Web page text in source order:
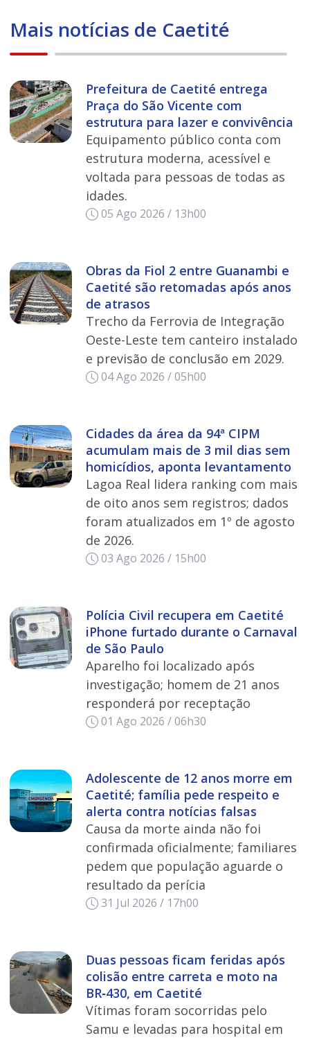
Mais notícias de Caetité
Prefeitura de Caetité entrega
Praça do São Vicente com
estrutura para lazer e convivência
Equipamento público conta com
estrutura moderna, acessível e
voltada para pessoas de todas as
idades.
05 Ago 2026 / 13h00
Obras da Fiol 2 entre Guanambi e
Caetité são retomadas após anos
de atrasos
Trecho da Ferrovia de Integração
Oeste-Leste tem canteiro instalado
e previsão de conclusão em 2029.
04 Ago 2026 / 05h00
Cidades da área da 94ª CIPM
acumulam mais de 3 mil dias sem
homicídios, aponta levantamento
Lagoa Real lidera ranking com mais
de oito anos sem registros; dados
foram atualizados em 1º de agosto
de 2026.
03 Ago 2026 / 15h00
Polícia Civil recupera em Caetité
iPhone furtado durante o Carnaval
de São Paulo
Aparelho foi localizado após
investigação; homem de 21 anos
responderá por receptação
01 Ago 2026 / 06h30
Adolescente de 12 anos morre em
Caetité; família pede respeito e
alerta contra notícias falsas
Causa da morte ainda não foi
confirmada oficialmente; familiares
pedem que população aguarde o
resultado da perícia
31 Jul 2026 / 17h00
Duas pessoas ficam feridas após
colisão entre carreta e moto na
BR‑430, em Caetité
Vítimas foram socorridas pelo
Samu e levadas para hospital em